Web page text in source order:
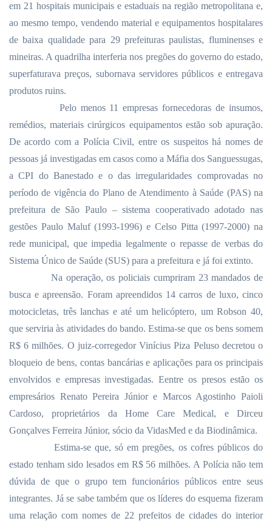
em 21 hospitais municipais e estaduais na região metropolitana e,
ao mesmo tempo, vendendo material e equipamentos hospitalares
de baixa qualidade para 29 prefeituras paulistas, fluminenses e
mineiras. A quadrilha interferia nos pregões do governo do estado,
superfaturava preços, subornava servidores públicos e entregava
produtos ruins.
Pelo menos 11 empresas fornecedoras de insumos,
remédios, materiais cirúrgicos equipamentos estão sob apuração.
De acordo com a Polícia Civil, entre os suspeitos há nomes de
pessoas já investigadas em casos como a Máfia dos Sanguessugas,
a CPI do Banestado e o das irregularidades comprovadas no
período de vigência do Plano de Atendimento à Saúde (PAS) na
prefeitura de São Paulo – sistema cooperativado adotado nas
gestões Paulo Maluf (1993-1996) e Celso Pitta (1997-2000) na
rede municipal, que impedia legalmente o repasse de verbas do
Sistema Único de Saúde (SUS) para a prefeitura e já foi extinto.
Na operação, os policiais cumpriram 23 mandados de
busca e apreensão. Foram apreendidos 14 carros de luxo, cinco
motocicletas, três lanchas e até um helicóptero, um Robson 40,
que serviria às atividades do bando. Estima-se que os bens somem
R$ 6 milhões. O juiz-corregedor Vinícius Piza Peluso decretou o
bloqueio de bens, contas bancárias e aplicações para os principais
envolvidos e empresas investigadas. Eentre os presos estão os
empresários Renato Pereira Júnior e Marcos Agostinho Paioli
Cardoso, proprietários da Home Care Medical, e Dirceu
Gonçalves Ferreira Júnior, sócio da VidasMed e da Biodinâmica.
Estima-se que, só em pregões, os cofres públicos do
estado tenham sido lesados em R$ 56 milhões. A Polícia não tem
dúvida de que o grupo tem funcionários públicos entre seus
integrantes. Já se sabe também que os líderes do esquema fizeram
uma relação com nomes de 22 prefeitos de cidades do interior